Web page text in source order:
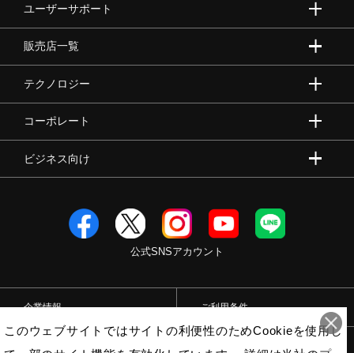
ユーザーサポート
販売店一覧
テクノロジー
コーポレート
ビジネス向け
公式SNSアカウント
企業情報 ご利用条件
このウェブサイトではサイトの利便性のためCookieを使用し